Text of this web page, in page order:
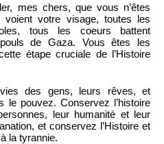
mes chers, que vous n’êtes
votre visage, toutes les
tous les coeurs battent
de Gaza. Vous êtes les
étape cruciale de l’Histoire
des gens, leurs rêves, et
le pouvez. Conservez l’histoire
leur humanité et leur
et conservez l’Histoire et
la tyrannie.